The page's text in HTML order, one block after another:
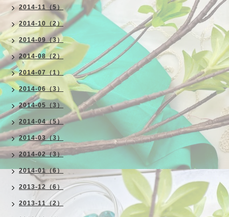
2014-11（5）
2014-10（2）
2014-09（3）
2014-08（2）
2014-07（1）
2014-06（3）
2014-05（3）
2014-04（5）
2014-03（3）
2014-02（3）
2014-01（6）
2013-12（6）
2013-11（2）